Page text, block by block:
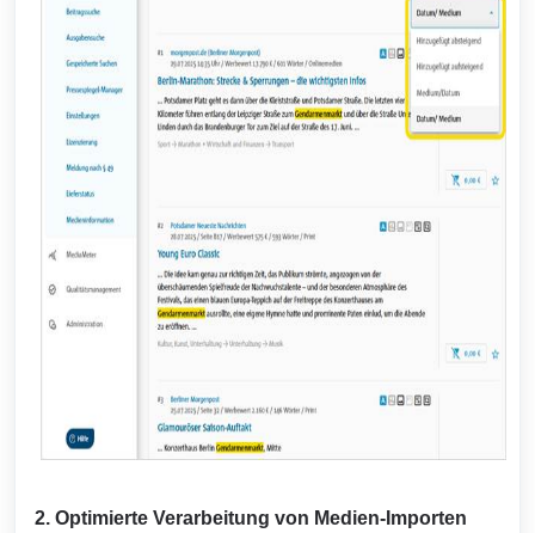
2. Optimierte Verarbeitung von Medien-Importen